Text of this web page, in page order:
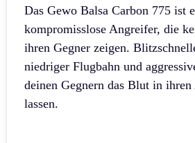
Das Gewo Balsa Carbon 775 ist
kompromisslose Angreifer, die
ihren Gegner zeigen.
niedriger Flugbahn und
deinen Gegnern das Blut in
lassen.